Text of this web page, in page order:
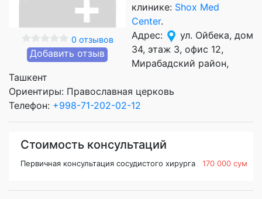
0 отзывов
Добавить отзыв
клинике: Shox Med
Center.
Адрес:
ул. Ойбека, дом
34, этаж 3, офис 12,
Мирабадский район,
Ташкент
Ориентиры: Православная церковь
Телефон: +998-71-202-02-12
Стоимость консультаций
Первичная консультация сосудистого хирурга 170 000 сум